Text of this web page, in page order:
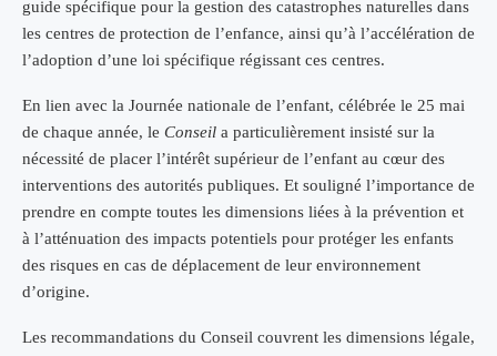
guide spécifique pour la gestion des catastrophes naturelles dans
les centres de protection de l’enfance, ainsi qu’à l’accélération de
l’adoption d’une loi spécifique régissant ces centres.
En lien avec la Journée nationale de l’enfant, célébrée le 25 mai
de chaque année, le Conseil a particulièrement insisté sur la
nécessité de placer l’intérêt supérieur de l’enfant au cœur des
interventions des autorités publiques. Et souligné l’importance de
prendre en compte toutes les dimensions liées à la prévention et
à l’atténuation des impacts potentiels pour protéger les enfants
des risques en cas de déplacement de leur environnement
d’origine.
Les recommandations du Conseil couvrent les dimensions légale,